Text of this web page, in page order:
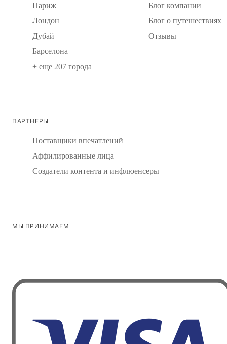
Париж
Лондон
Дубай
Барселона
+ еще 207 города
Блог компании
Блог о путешествиях
Отзывы
ПАРТНЕРЫ
Поставщики впечатлений
Аффилированные лица
Создатели контента и инфлюенсеры
МЫ ПРИНИМАЕМ